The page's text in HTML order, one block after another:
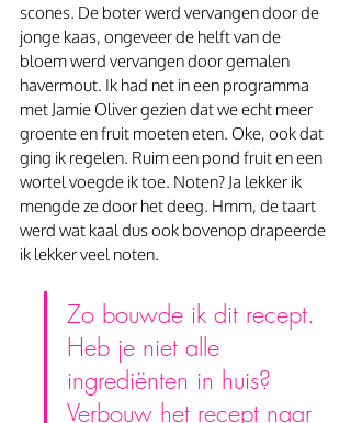
scones. De boter werd vervangen door de
jonge kaas, ongeveer de helft van de
bloem werd vervangen door gemalen
havermout. Ik had net in een programma
met Jamie Oliver gezien dat we echt meer
groente en fruit moeten eten. Oke, ook dat
ging ik regelen. Ruim een pond fruit en een
wortel voegde ik toe. Noten? Ja lekker ik
mengde ze door het deeg. Hmm, de taart
werd wat kaal dus ook bovenop drapeerde
ik lekker veel noten.
Zo bouwde ik dit recept.
Heb je niet alle
ingrediënten in huis?
Verbouw het recept naar